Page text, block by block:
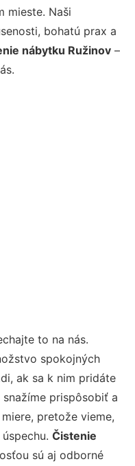
mieste. Naši
bohatú prax a
nábytku Ružinov –
to na nás.
spokojných
ak sa k nim pridáte
prispôsobiť a
pretože vieme,
Čistenie
sú aj odborné